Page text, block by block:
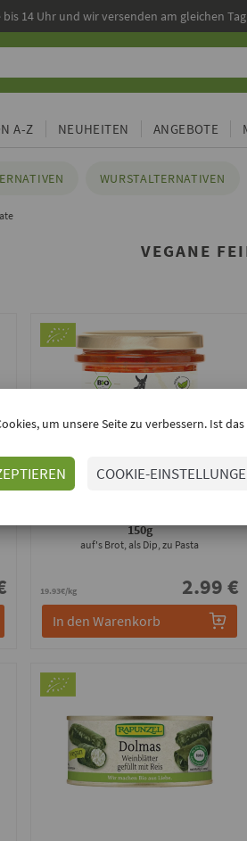
bis 14 Uhr und wir versenden am gleichen
A-Z NEUHEITEN ANGEBOTE
WURSTALTERNATIVEN
VEGANE
150g
auf's Brot, als Dip, zu Pasta
19.93€/kg 2.99 €
In den Warenkorb
um unsere Seite zu verbessern. Ist
COOKIE-